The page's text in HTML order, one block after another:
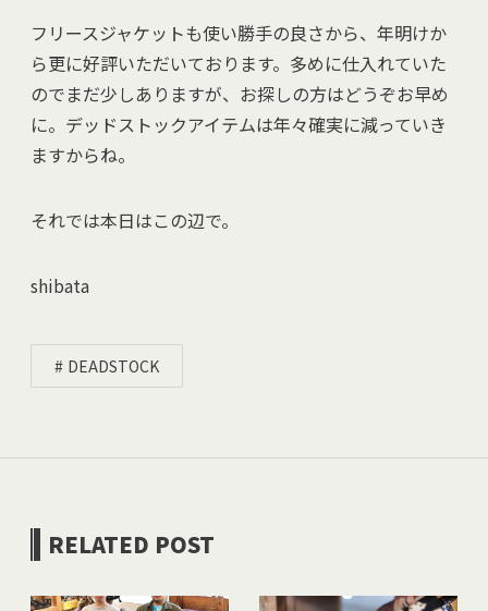
フリースジャケットも使い勝手の良さから、年明けか
ら更に好評いただいております。多めに仕入れていた
のでまだ少しありますが、お探しの方はどうぞお早め
に。デッドストックアイテムは年々確実に減っていき
ますからね。
それでは本日はこの辺で。
shibata
DEADSTOCK
RELATED POST